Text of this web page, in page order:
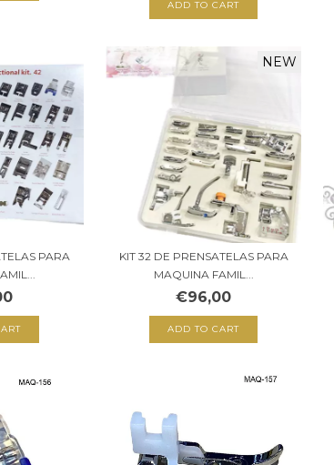
PARA
NEW
KIT 32 DE PRENSATELAS PARA
MAQUINA FAMIL...
€96,00